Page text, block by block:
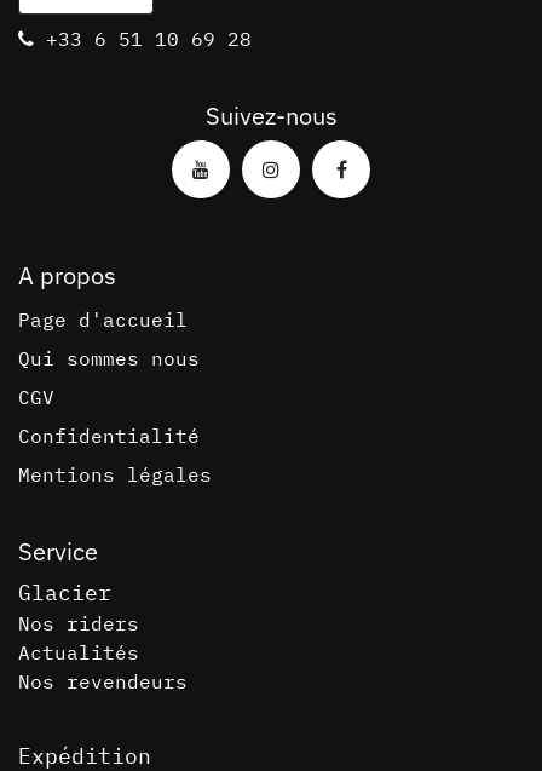
Suivez-nous
+3​3 6 51 10 69 28
Service
Glacier
Nos riders
Actualités
Nos revendeurs
Expédition
A propos
Page d'accueil
Qui sommes nous
CGV
Confidentialité
Mentions légales